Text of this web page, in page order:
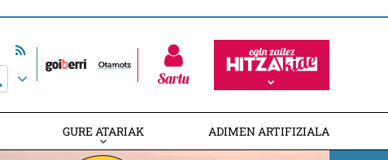
Sartu
GURE ATARIAK ADIMEN ARTIFIZIALA